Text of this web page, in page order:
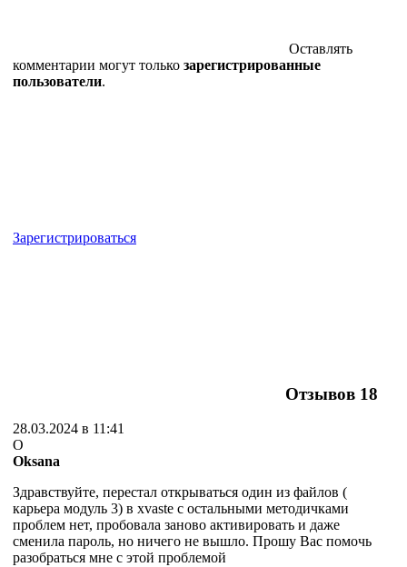
Оставлять
комментарии могут только зарегистрированные
пользователи.
Зарегистрироваться
Отзывов 18
28.03.2024 в 11:41
O
Oksana
Здравствуйте, перестал открываться один из файлов (
карьера модуль 3) в xvaste с остальными методичками
проблем нет, пробовала заново активировать и даже
сменила пароль, но ничего не вышло. Прошу Вас помочь
разобраться мне с этой проблемой